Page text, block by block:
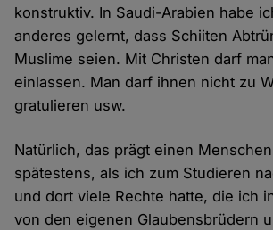
konstruktiv. In Saudi-Arabien habe
anderes gelernt, dass Schiiten
Muslime seien. Mit Christen darf
einlassen. Man darf ihnen nicht zu
gratulieren usw.
Natürlich, das prägt einen
spätestens, als ich zum Studieren
und dort viele Rechte hatte, die ich
von den eigenen Glaubensbrüdern